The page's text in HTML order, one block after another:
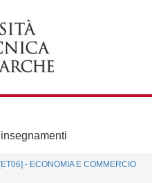
[ET06] - ECONOMIA E COMMERCIO